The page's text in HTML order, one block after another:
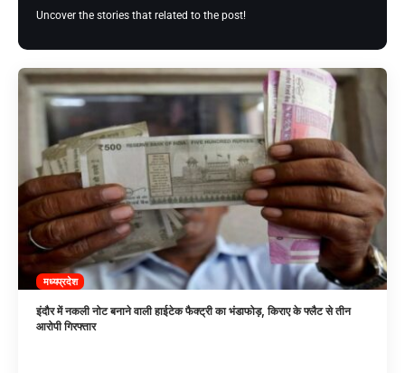
Uncover the stories that related to the post!
मध्यप्रदेश
इंदौर में नकली नोट बनाने वाली हाईटेक फैक्ट्री का भंडाफोड़, किराए के फ्लैट से तीन
आरोपी गिरफ्तार